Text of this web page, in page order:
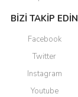
BİZİ TAKİP EDİN
Facebook
Twitter
Instagram
Youtube